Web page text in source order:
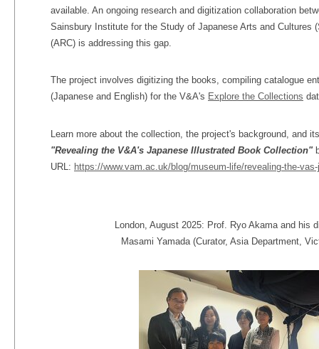
available. An ongoing research and digitization collaboration
Sainsbury Institute for the Study of Japanese Arts and Cultures
(ARC) is addressing this gap.
The project involves digitizing the books, compiling catalogue
(Japanese and English) for the V&A's Explore the Collections
Learn more about the collection, the project's background, and
"Revealing the V&A's Japanese Illustrated Book Collection"
URL: https://www.vam.ac.uk/blog/museum-life/revealing-the-
London, August 2025: Prof. Ryo Akama and his
Masami Yamada (Curator, Asia Department,